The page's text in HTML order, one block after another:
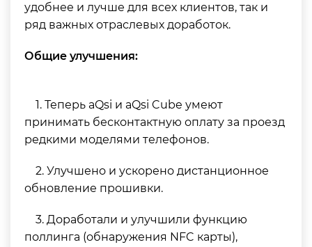
удобнее и лучше для всех клиентов, так и
ряд важных отраслевых доработок.
Общие улучшения:
1. Теперь aQsi и aQsi Cube умеют
принимать бесконтактную оплату за проезд
редкими моделями телефонов.
2. Улучшено и ускорено дистанционное
обновление прошивки.
3. Доработали и улучшили функцию
поллинга (обнаружения NFC карты),